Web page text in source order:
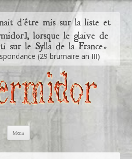
d'être mis sur la liste et
lorsque le glaive de
sur le Sylla de la France»
(29 brumaire an III)
Menu
Aller au contenu principal